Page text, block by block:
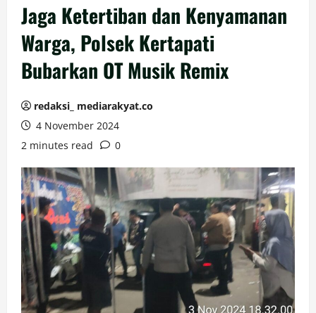
Jaga Ketertiban dan Kenyamanan
Warga, Polsek Kertapati
Bubarkan OT Musik Remix
redaksi_ mediarakyat.co
4 November 2024
2 minutes read
0